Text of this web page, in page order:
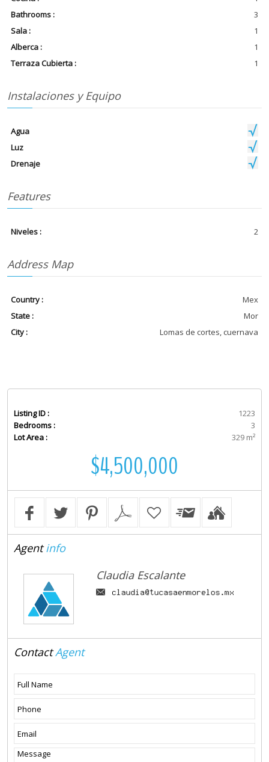
Bathrooms :
3
Sala :
1
Alberca :
1
Terraza Cubierta :
1
Instalaciones y Equipo
Agua
Luz
Drenaje
Features
Niveles : 2
Address Map
Country :
Mex
State :
Mor
City :
Lomas de cortes, cuernava
Listing ID :
1223
Bedrooms :
3
Lot Area :
329 m²
$4,500,000
Agentinfo
Claudia Escalante
ContactAgent